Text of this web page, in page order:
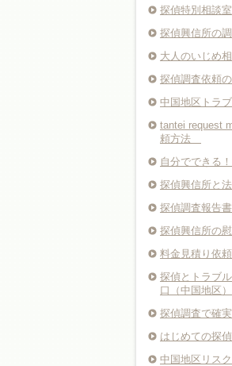
探偵特別相談室
探偵興信所の
大人のいじめ
探偵調査依頼
中国地区トラ
tantei request
頼方法
自分でできる
探偵興信所と
探偵調査報告
探偵興信所の
料金見積り依
探偵とトラブ
口（中国地区）
探偵調査で確
はじめての探
中国地区リス